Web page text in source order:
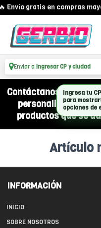
Envío gratis en compras
Enviar a Ingresar CP y ciudad
Contáctanos por
personalizado para
productos que se
Artículo
INFORMACIÓN
INICIO
SOBRE NOSOTROS
Ingresa tu CP
para
opciones de